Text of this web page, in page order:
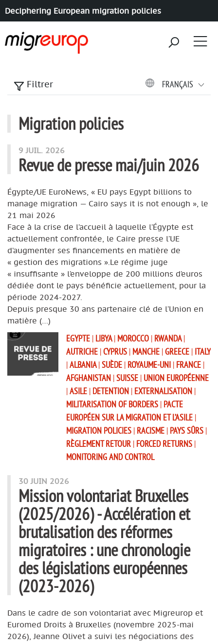
Deciphering European migration policies
Filtrer FRANÇAIS
Migration policies
articles mots
9 JUIL. 2026
Revue de presse mai/juin 2026
Égypte/UE EuroNews, « EU pays Egypt billions to
manage migration — Cairo says it is not enough », le
21 mai 2026
Face à la crise de l’accueil à laquelle l’Égypte est
actuellement confrontée, le Caire presse l’UE
d’augmenter ses financements en matière de
« gestion des migrations ».Le régime juge
« insuffisante » l’enveloppe de 200 millions d’euros
dédiée dont le pays bénéficie actuellement, pour la
période 2024-2027.
Depuis presque 30 ans partenaire clé de l’Union en
matière (…)
EGYPTE | LIBYA| MOROCCO | RWANDA|
AUTRICHE |CYPRUS | MANCHE |GREECE | ITALY
|ALBANIA|SUÈDE | ROYAUME-UNI | FRANCE |
AFGHANISTAN |SUISSE | UNION EUROPÉENNE
|ASILE | DETENTION | EXTERNALISATION |
MILITARISATION OF BORDERS | PACTE
EUROPÉEN SUR LA MIGRATION ET L’ASILE |
MIGRATION POLICIES | RACISME | PAYS SÛRS |
RÈGLEMENT RETOUR | FORCED RETURNS |
MONITORING AND CONTROL
30 JUIN 2026
Mission volontariat Bruxelles
(2025/2026) - Accélération et
brutalisation des réformes
migratoires : une chronologie
des législations européennes
(2023-2026)
Dans le cadre de son volontariat avec Migreurop et
Euromed Droits à Bruxelles (novembre 2025-mai
2026), Jeanne Olivet a suivi les négociations des